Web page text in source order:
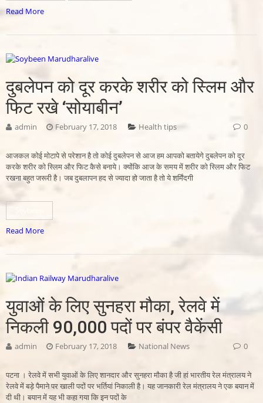
Read More
दुबलेपन को दूर करके शरीर को स्लिम और
फिट रखे ‘सोयाबीन’
admin February 17, 2018 Health tips 0
आजकल कोई मोटापे से परेशान है तो कोई दुबलेपन से आज हम आपको बतायेगे दुबलेपन को दूर
करके शरीर को स्लिम और फिट कैसे बनाये। क्योंकि आज के समय में शरीर को स्लिम और फिट
रखना बहुत जरूरी है। जब दुबलापन हद से ज्यादा हो जाता है तो ये शर्मिंदगी
Read More
युवाओं के लिए सुनहरा मौका, रेलवे में
निकली 90,000 पदों पर बंपर वैकेंसी
admin February 17, 2018 National News 0
पटना । रेलवे में सभी युवाओं के लिए शानदार और सुनहरा मौका है जी हां भारतीय रेल मंत्रालय ने
रेलवे में बड़े पैमाने पर खाली पदों पर भर्तियां निकाली है। यह जानकारी रेल मंत्रालय ने एक बयान में
दी थी। बयान में यह भी कहा गया कि इन पदों के